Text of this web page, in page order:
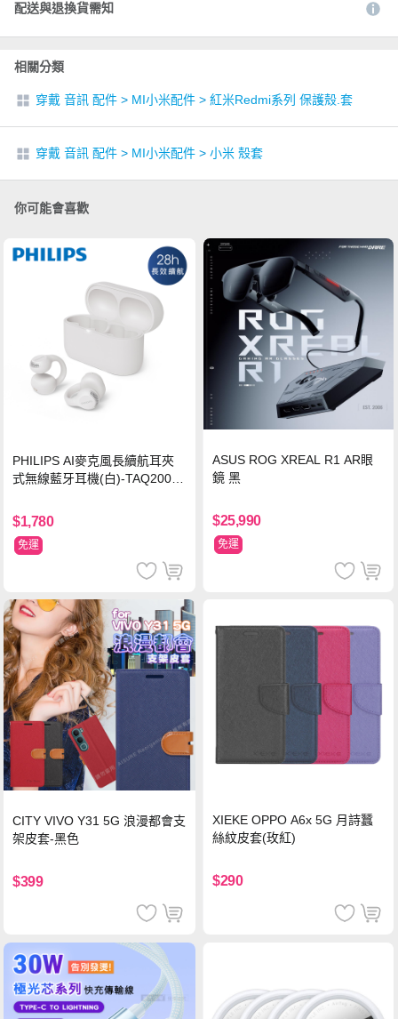
配送與退換貨需知
相關分類
穿戴 音訊 配件 > MI小米配件 > 紅米Redmi系列 保護殼.套
穿戴 音訊 配件 > MI小米配件 > 小米 殼套
你可能會喜歡
PHILIPS AI麥克風長續航耳夾
式無線藍牙耳機(白)-TAQ2000
$1,780
免運
ASUS ROG XREAL R1 AR眼
鏡 黑
$25,990
免運
CITY VIVO Y31 5G 浪漫都會支
架皮套-黑色
$399
XIEKE OPPO A6x 5G 月詩蠶
絲紋皮套(玫紅)
$290